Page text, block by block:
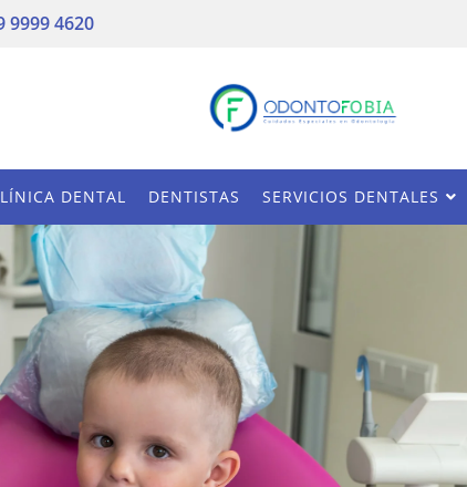
9999 4620
DENTAL DENTISTAS SERVICIOS DENTALES